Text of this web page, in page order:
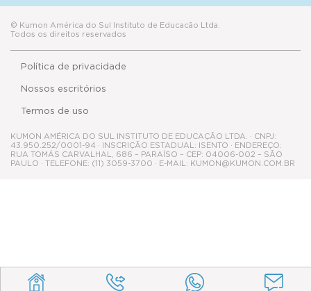
© Kumon América do Sul Instituto de Educacão Ltda.
Todos os direitos reservados
Política de privacidade
Termos de uso
Nossos escritórios
KUMON AMÉRICA DO SUL INSTITUTO DE EDUCAÇÃO LTDA. · CNPJ:
43.950.252/0001-94 · INSCRIÇÃO ESTADUAL: ISENTO · ENDEREÇO:
RUA TOMÁS CARVALHAL, 686 – PARAÍSO – CEP: 04006-002 – SÃO
PAULO · TELEFONE: (11) 3059-3700 · E-MAIL: KUMON@KUMON.COM.BR